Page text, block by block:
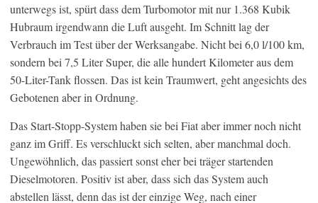
unterwegs ist, spürt dass dem Turbomotor mit nur 1.368 Kubik
Hubraum irgendwann die Luft ausgeht. Im Schnitt lag der
Verbrauch im Test über der Werksangabe. Nicht bei 6,0 l/100 km,
sondern bei 7,5 Liter Super, die alle hundert Kilometer aus dem
50-Liter-Tank flossen. Das ist kein Traumwert, geht angesichts des
Gebotenen aber in Ordnung.
Das Start-Stopp-System haben sie bei Fiat aber immer noch nicht
ganz im Griff. Es verschluckt sich selten, aber manchmal doch.
Ungewöhnlich, das passiert sonst eher bei träger startenden
Dieselmotoren. Positiv ist aber, dass sich das System auch
abstellen lässt, denn das ist der einzige Weg, nach einer